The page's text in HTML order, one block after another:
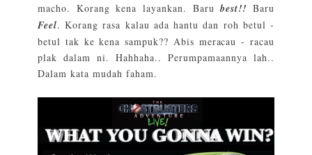
macho. Korang kena layankan. Barubest!!Baru
Feel. Korang rasa kalau ada hantu dan roh betul -
betul tak ke kena sampuk?? Abis meracau - racau
plak dalam ni. Hahhaha.. Perumpamaannya lah..
Dalam kata mudah faham.